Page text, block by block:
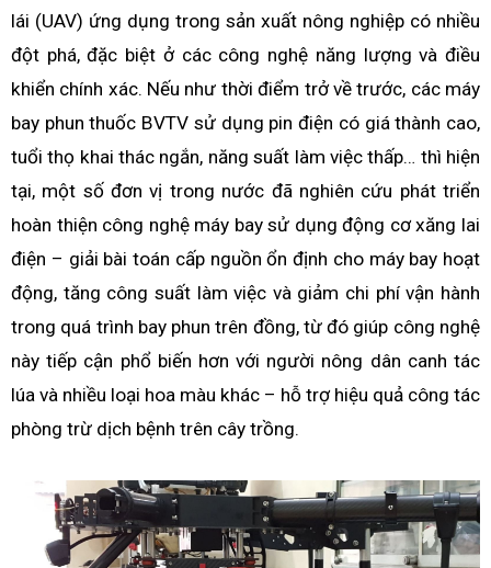
lái (UAV) ứng dụng trong sản xuất nông nghiệp có nhiều
đột phá, đặc biệt ở các công nghệ năng lượng và điều
khiển chính xác. Nếu như thời điểm trở về trước, các máy
bay phun thuốc BVTV sử dụng pin điện có giá thành cao,
tuổi thọ khai thác ngắn, năng suất làm việc thấp… thì hiện
tại, một số đơn vị trong nước đã nghiên cứu phát triển
hoàn thiện công nghệ máy bay sử dụng động cơ xăng lai
điện – giải bài toán cấp nguồn ổn định cho máy bay hoạt
động, tăng công suất làm việc và giảm chi phí vận hành
trong quá trình bay phun trên đồng, từ đó giúp công nghệ
này tiếp cận phổ biến hơn với người nông dân canh tác
lúa và nhiều loại hoa màu khác – hỗ trợ hiệu quả công tác
phòng trừ dịch bệnh trên cây trồng.